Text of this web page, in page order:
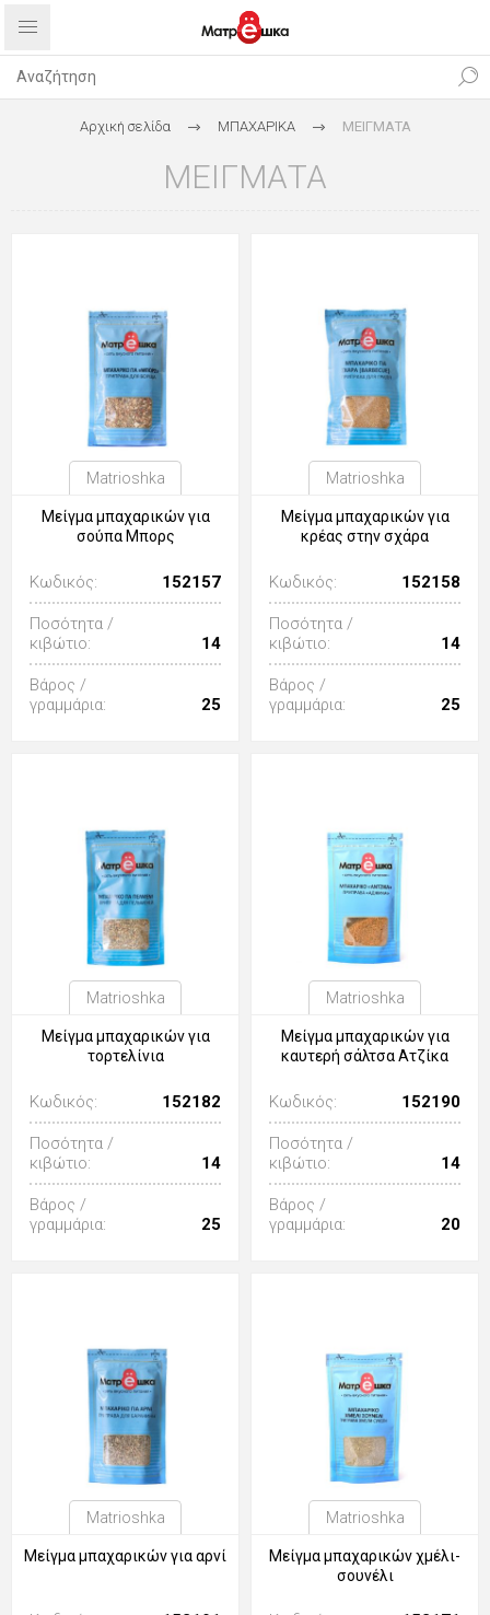
Αρχική σελίδα ΜΠΑΧΑΡΙΚΑ ΜΕΙΓΜΑΤΑ
ΜΕΙΓΜΑΤΑ
Matrioshka
Μείγμα μπαχαρικών για
σούπα Μπορς
Κωδικός: 152157
Ποσότητα /
κιβώτιο:
14
Βάρος /
γραμμάρια:
25
Matrioshka
Μείγμα μπαχαρικών για
κρέας στην σχάρα
Κωδικός: 152158
Ποσότητα /
κιβώτιο:
14
Βάρος /
γραμμάρια:
25
Matrioshka
Μείγμα μπαχαρικών για
τορτελίνια
Κωδικός: 152182
Ποσότητα /
κιβώτιο:
14
Βάρος /
γραμμάρια:
25
Matrioshka
Μείγμα μπαχαρικών για
καυτερή σάλτσα Ατζίκα
Κωδικός: 152190
Ποσότητα /
κιβώτιο:
14
Βάρος /
γραμμάρια:
20
Matrioshka
Μείγμα μπαχαρικών για αρνί
Matrioshka
Μείγμα μπαχαρικών χμέλι-
σουνέλι